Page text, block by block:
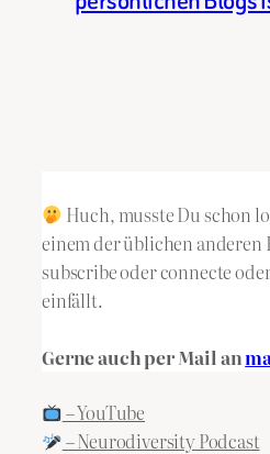
Huch, musste Du schon
einem der üblichen anderen
subscribe oder connecte
einfällt.
Gerne auch per Mail an
– YouTube
– Neurodiversity Podcast